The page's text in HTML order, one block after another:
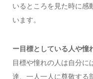
いるところを見た時に感
います。
ー目標としている人や憧
目標や憧れの人は自分に
達、一人一人に尊敬する